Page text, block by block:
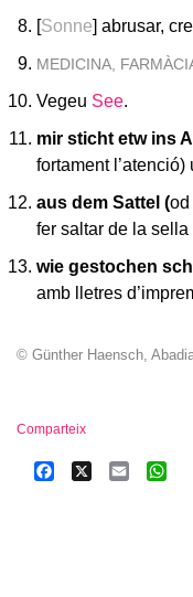
[Sonne] abrusar,
MEDICINA,
Vegeu See.
mir sticht etw ins
fortament l’atenció)
aus dem Sattel (od
fer saltar de la sella
wie gestochen
amb lletres
© Günther Haensch,
Comparteix
Facebook Email